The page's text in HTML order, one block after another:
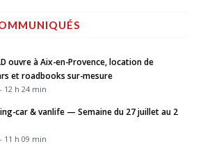
ouvre à Aix-en-Provence, location de
et roadbooks sur-mesure
12 h 24 min
car & vanlife — Semaine du 27 juillet au 2
11 h 09 min